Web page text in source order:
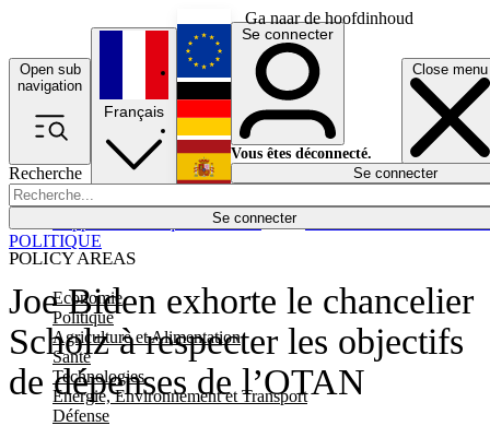
Ga naar de hoofdinhoud
Open sub
navigation
Close menu
Recherche
Se connecter
POLICY AREAS
Economie
Politique
Agriculture et Alimentation
Santé
Technologies
Energie, Environnement et Transport
Défense
Économie
Français
English
Deutsch
Español
Se connecter
Vous êtes déconnecté.
Se connecter
Joe Biden exhorte le chancelier
Scholz à respecter les objectifs
de dépenses de l’OTAN
POLITIQUE